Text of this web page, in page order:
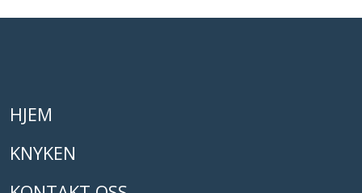
HJEM
KNYKEN